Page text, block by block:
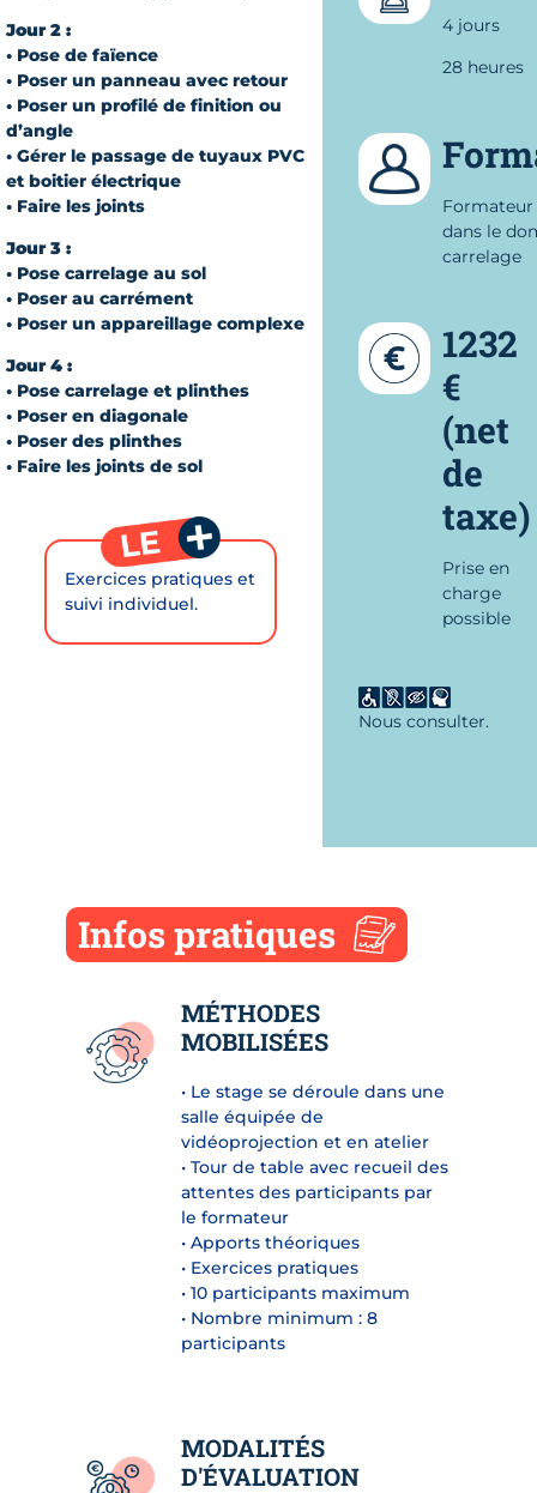
Jour 2 :
• Pose de faïence
• Poser un panneau avec retour
• Poser un profilé de finition ou
d’angle
• Gérer le passage de tuyaux PVC
et boitier électrique
• Faire les joints
Jour 3 :
• Pose carrelage au sol
• Poser au carrément
• Poser un appareillage complexe
Jour 4 :
• Pose carrelage et plinthes
• Poser en diagonale
• Poser des plinthes
• Faire les joints de sol
Exercices pratiques et
suivi individuel.
4 jours
28 heures
Formateur
dans le
carrelage
1232
€
(net
de
taxe)
Prise en
charge
possible
Nous consulter.
Infos pratiques
MÉTHODES
MOBILISÉES
• Le stage se déroule dans une
salle équipée de
vidéoprojection et en atelier
• Tour de table avec recueil des
attentes des participants par
le formateur
• Apports théoriques
• Exercices pratiques
• 10 participants maximum
• Nombre minimum : 8
participants
MODALITÉS
D'ÉVALUATION